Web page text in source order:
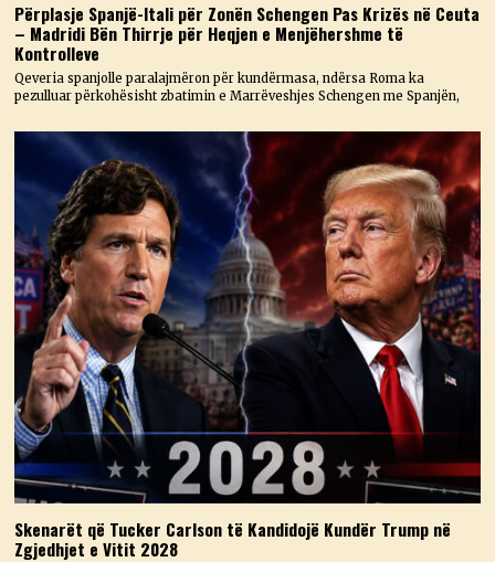
Përplasje Spanjë-Itali për Zonën Schengen Pas Krizës në Ceuta
– Madridi Bën Thirrje për Heqjen e Menjëhershme të
Kontrolleve
Qeveria spanjolle paralajmëron për kundërmasa, ndërsa Roma ka
pezulluar përkohësisht zbatimin e Marrëveshjes Schengen me Spanjën,
Skenarët që Tucker Carlson të Kandidojë Kundër Trump në
Zgjedhjet e Vitit 2028